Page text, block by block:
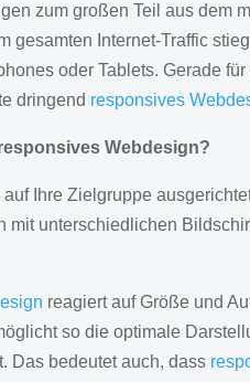
zum großen Teil aus dem
gesamten Internet-Traffic
oder Tablets. Gerade
dringend responsives
Webdesign?
auf Ihre Zielgruppe
mit unterschiedlichen
reagiert auf Größe und
so die optimale
Das bedeutet auch, dass